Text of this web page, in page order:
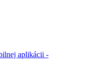
aplikácii -